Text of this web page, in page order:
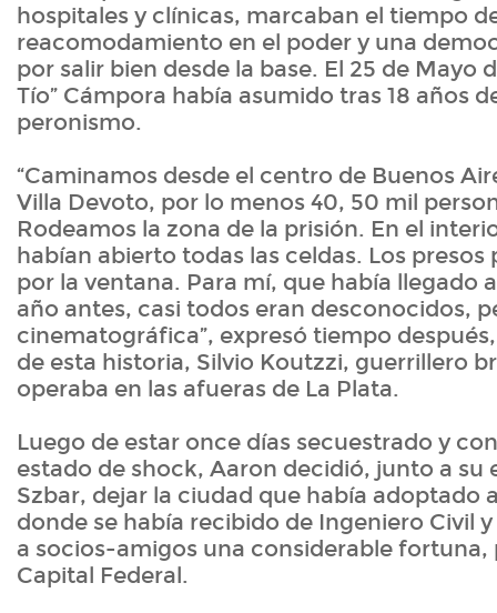
hospitales y clínicas, marcaban el tiempo
reacomodamiento en el poder y una
por salir bien desde la base. El 25 de Mayo
Tío” Cámpora había asumido tras 18 años
peronismo.
“Caminamos desde el centro de Buenos
Villa Devoto, por lo menos 40, 50 mil
Rodeamos la zona de la prisión. En el
habían abierto todas las celdas. Los
por la ventana. Para mí, que había llegado
año antes, casi todos eran desconocidos,
cinematográfica”, expresó tiempo
de esta historia, Silvio Koutzzi, guerrillero
operaba en las afueras de La Plata.
Luego de estar once días secuestrado y
estado de shock, Aaron decidió, junto a su
Szbar, dejar la ciudad que había adoptado
donde se había recibido de Ingeniero Civil
a socios-amigos una considerable fortuna,
Capital Federal.